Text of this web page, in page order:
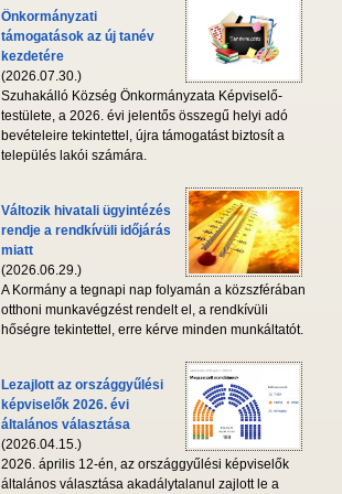
Önkormányzati
támogatások az új tanév
kezdetére
(2026.07.30.)
Szuhakálló Község Önkormányzata Képviselő-
testülete, a 2026. évi jelentős összegű helyi adó
bevételeire tekintettel, újra támogatást biztosít a
település lakói számára.
Változik hivatali ügyintézés
rendje a rendkívüli időjárás
miatt
(2026.06.29.)
A Kormány a tegnapi nap folyamán a közszférában
otthoni munkavégzést rendelt el, a rendkívüli
hőségre tekintettel, erre kérve minden munkáltatót.
Lezajlott az országgyűlési
képviselők 2026. évi
általános választása
(2026.04.15.)
2026. április 12-én, az országgyűlési képviselők
általános választása akadálytalanul zajlott le a